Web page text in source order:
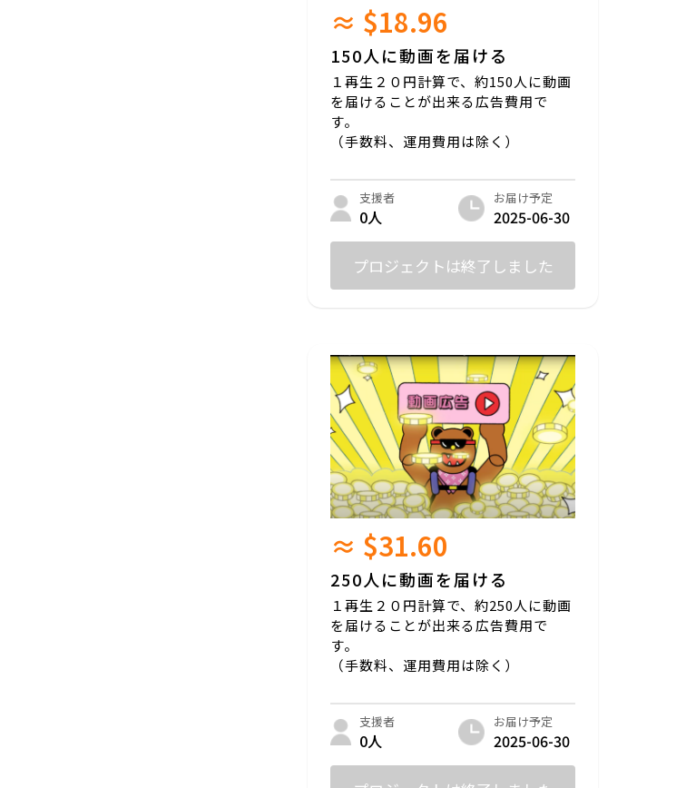
≈ $18.96
150人に動画を届ける
１再生２０円計算で、約150人に動画
を届けることが出来る広告費用で
す。
（手数料、運用費用は除く）
支援者
0人
お届け予定
2025-06-30
プロジェクトは終了しました
≈ $31.60
250人に動画を届ける
１再生２０円計算で、約250人に動画
を届けることが出来る広告費用で
す。
（手数料、運用費用は除く）
支援者
0人
お届け予定
2025-06-30